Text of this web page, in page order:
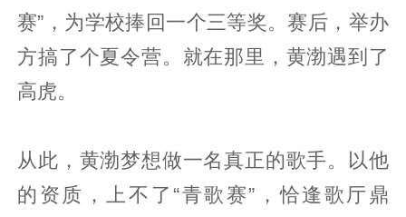
赛”，为学校捧回一个三等奖。赛后，举办
方搞了个夏令营。就在那里，黄渤遇到了
高虎。
从此，黄渤梦想做一名真正的歌手。以他
的资质，上不了“青歌赛”，恰逢歌厅鼎